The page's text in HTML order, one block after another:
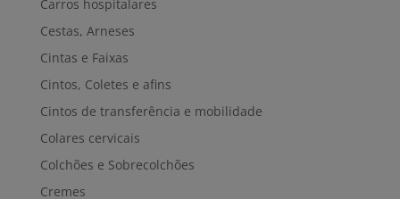
Carros hospitalares
Cestas, Arneses
Cintas e Faixas
Cintos, Coletes e afins
Cintos de transferência e mobilidade
Colares cervicais
Colchões e Sobrecolchões
Cremes